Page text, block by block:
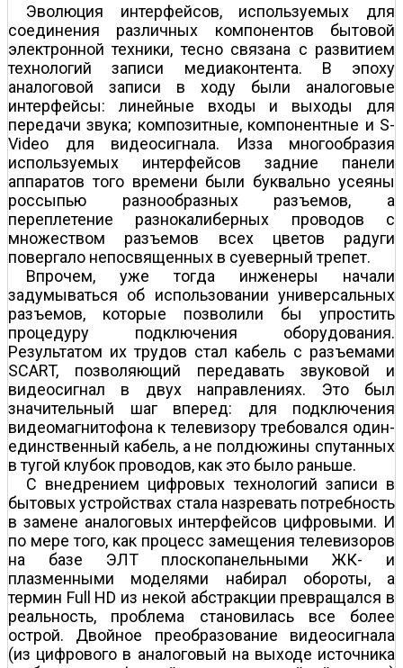
Эволюция интерфейсов, используемых для
соединения различных компонентов бытовой
электронной техники, тесно связана с развитием
технологий записи медиаконтента. В эпоху
аналоговой записи в ходу были аналоговые
интерфейсы: линейные входы и выходы для
передачи звука; композитные, компонентные и S-
Video для видеосигнала. Из­за многообразия
используемых интерфейсов задние панели
аппаратов того времени были буквально усеяны
россыпью разнообразных разъемов, а
переплетение разнокалиберных проводов с
множеством разъемов всех цветов радуги
повергало непосвященных в суеверный трепет.
Впрочем, уже тогда инженеры начали
задумываться об использовании универсальных
разъемов, которые позволили бы упростить
процедуру подключения оборудования.
Результатом их трудов стал кабель с разъемами
SCART, позволяющий передавать звуковой и
видеосигнал в двух направлениях. Это был
значительный шаг вперед: для подключения
видеомагнитофона к телевизору требовался один-
единственный кабель, а не полдюжины спутанных
в тугой клубок проводов, как это было раньше.
С внедрением цифровых технологий записи в
бытовых устройствах стала назревать потребность
в замене аналоговых интерфейсов цифровыми. И
по мере того, как процесс замещения телевизоров
на базе ЭЛТ плоскопанельными ЖК- и
плазменными моделями набирал обороты, а
термин Full HD из некой абстракции превращался в
реальность, проблема становилась все более
острой. Двойное преобразование видеосигнала
(из цифрового в аналоговый на выходе источника